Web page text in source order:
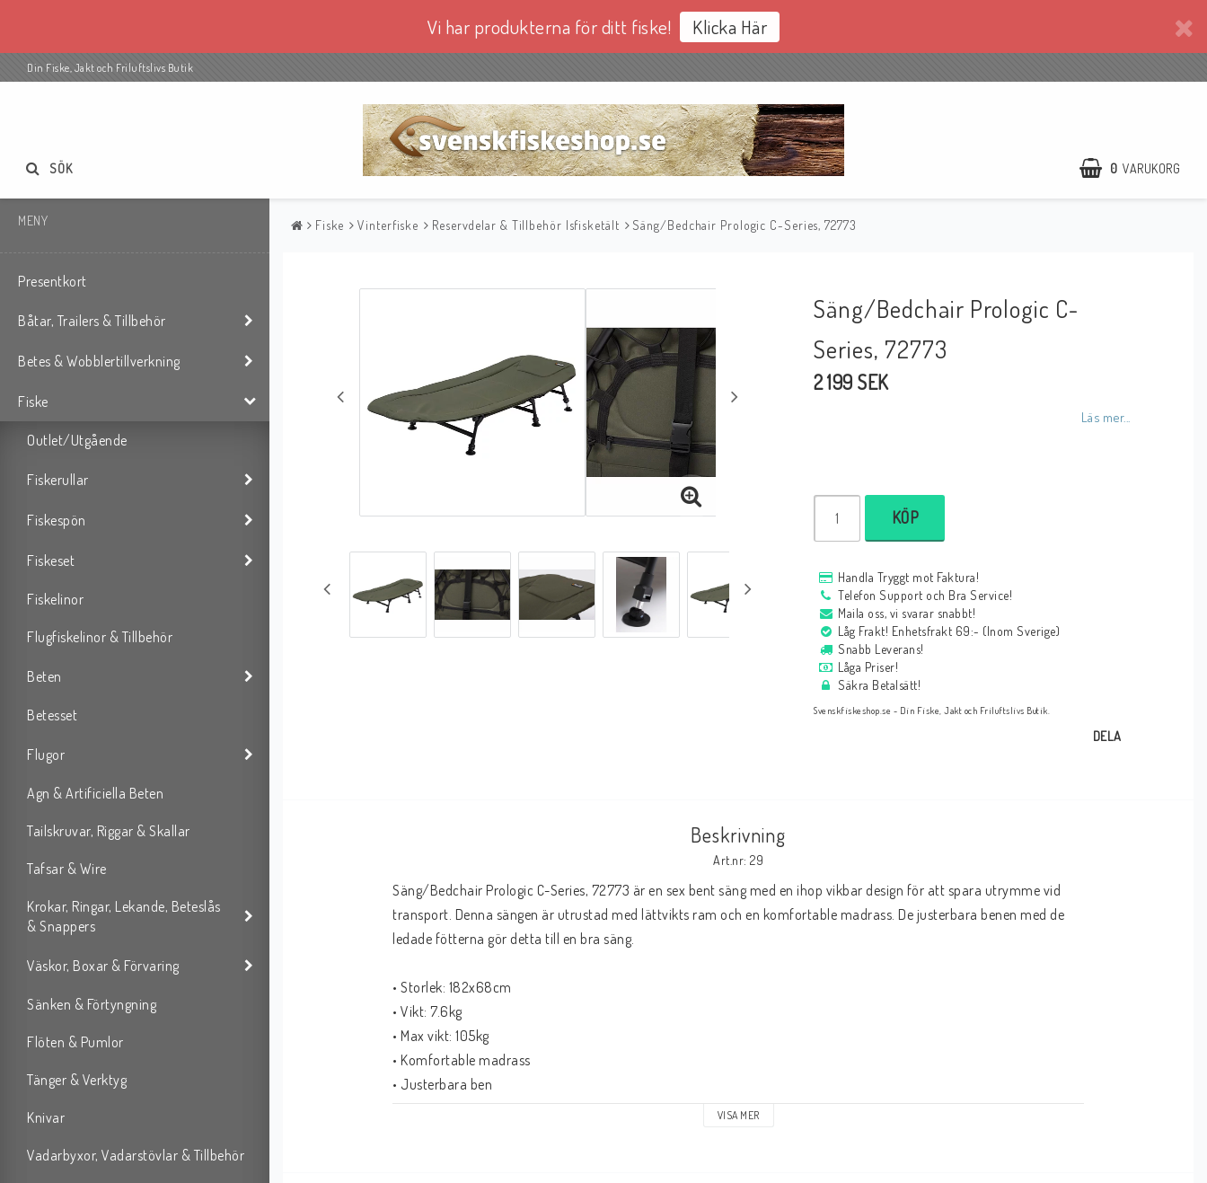
Vi har produkterna för ditt fiske! Klicka Här
Din Fiske, Jakt och Friluftslivs Butik
0 VARUKORG
SÖK
MENY
Presentkort
Båtar, Trailers & Tillbehör
Betes & Wobblertillverkning
Fiske
Outlet/Utgående
Fiskerullar
Fiskespön
Fiskeset
Fiskelinor
Flugfiskelinor & Tillbehör
Beten
Betesset
Flugor
Agn & Artificiella Beten
Tailskruvar, Riggar & Skallar
Tafsar & Wire
Krokar, Ringar, Lekande, Beteslås
& Snappers
Väskor, Boxar & Förvaring
Sänken & Förtyngning
Flöten & Pumlor
Tänger & Verktyg
Knivar
Vadarbyxor, Vadarstövlar & Tillbehör
Fiske Vinterfiske Reservdelar & Tillbehör Isfisketält Säng/Bedchair Prologic C-Series, 72773
Säng/Bedchair Prologic C-
Series, 72773
2 199 SEK
Läs mer...
KÖP
Handla Tryggt mot Faktura!
Telefon Support och Bra Service!
Maila oss, vi svarar snabbt!
Låg Frakt! Enhetsfrakt 69:- (Inom Sverige)
Snabb Leverans!
Låga Priser!
Säkra Betalsätt!
Svenskfiskeshop.se - Din Fiske, Jakt och Friluftslivs Butik.
DELA
Beskrivning
Art.nr: 29
Säng/Bedchair Prologic C-Series, 72773 är en sex bent säng med en ihop vikbar design för att spara utrymme vid
transport. Denna sängen är utrustad med lättvikts ram och en komfortable madrass. De justerbara benen med de
ledade fötterna gör detta till en bra säng.
• Storlek: 182x68cm
• Vikt: 7.6kg
• Max vikt: 105kg
• Komfortable madrass
• Justerbara ben
• Ledade fötter
VISA MER